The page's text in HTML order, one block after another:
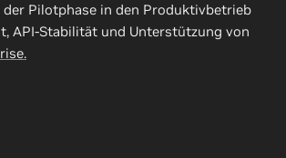
der Pilotphase in den Produktivbetrieb
API-Stabilität und Unterstützung von